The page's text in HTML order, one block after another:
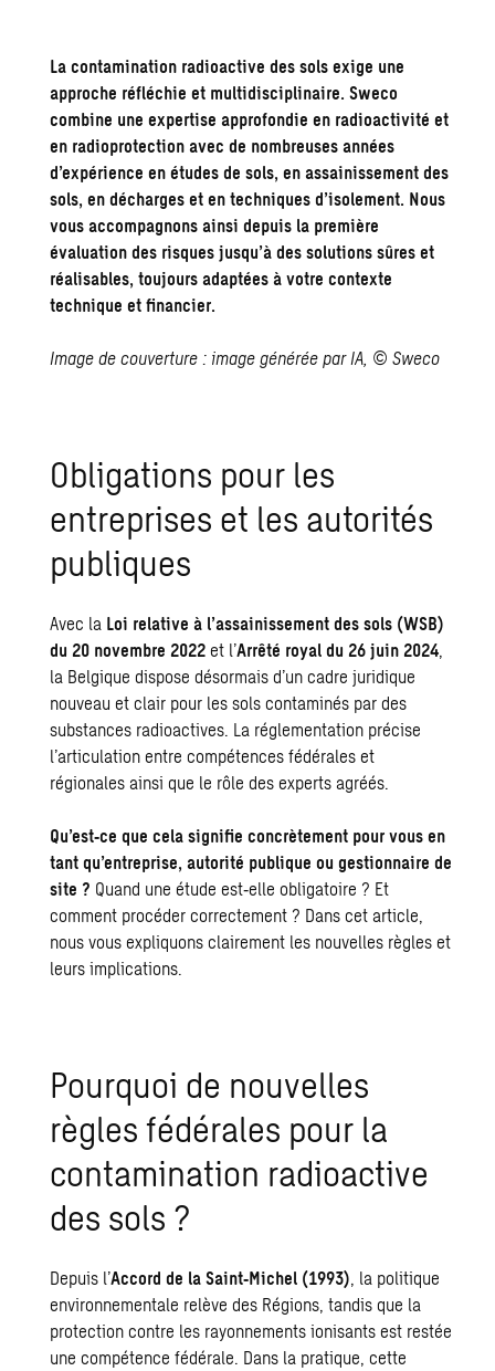
La contamination radioactive des sols exige une
approche réfléchie et multidisciplinaire. Sweco
combine une expertise approfondie en radioactivité et
en radioprotection avec de nombreuses années
d’expérience en études de sols, enassainissement des
sols, en décharges et en techniques d’isolement. Nous
vous accompagnons ainsi depuis la première
évaluation des risques jusqu’à des solutions sûres et
réalisables, toujours adaptées à votre contexte
technique et financier.
Image de couverture : image générée par IA, © Sweco
Obligations pour les
entreprises et les autorités
publiques
Avec la Loi relative à l’assainissement des sols (WSB)
du 20 novembre 2022 et l’Arrêté royal du 26 juin 2024,
la Belgique dispose désormais d’un cadre juridique
nouveau et clair pour les sols contaminés par des
substances radioactives. La réglementation précise
l’articulation entre compétences fédérales et
régionales ainsi que le rôle des experts agréés.
Qu’est‑ce que cela signifie concrètement pour vous en
tant qu’entreprise, autorité publique ou gestionnaire de
site ? Quand une étude est‑elle obligatoire ? Et
comment procéder correctement ? Dans cet article,
nous vous expliquons clairement les nouvelles règles et
leurs implications.
Pourquoi de nouvelles
règles fédérales pour la
contamination radioactive
des sols ?
Depuis l’Accord de la Saint‑Michel (1993), la politique
environnementale relève des Régions, tandis que la
protection contre les rayonnements ionisants est restée
une compétence fédérale. Dans la pratique, cette